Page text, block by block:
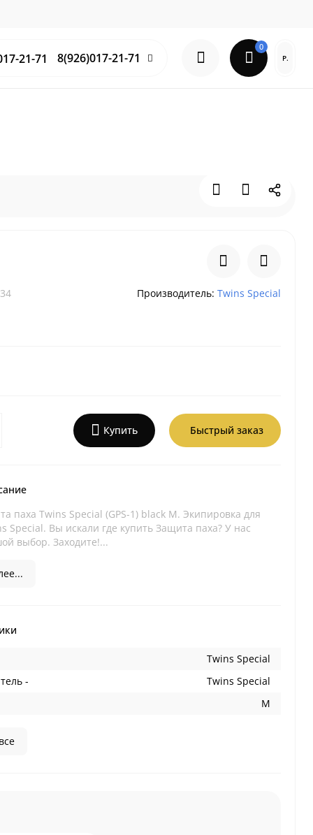
8(926)017-21-71
0
Р.
Производитель: Twins Special
Купить Быстрый заказ
паха Twins Special (GPS-1) black M. Экипировка для
Special. Вы искали где купить Защита паха? У нас
выбор. Заходите!...
Twins Special
-
Twins Special
M